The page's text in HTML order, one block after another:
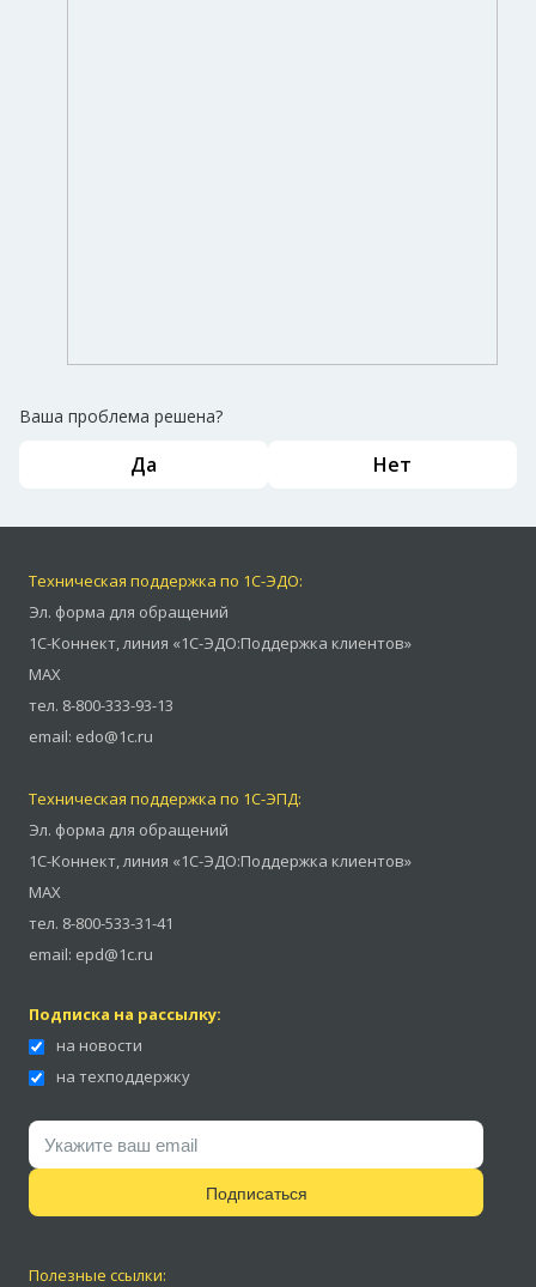
Ваша проблема решена?
Да Нет
Техническая поддержка по 1С-ЭДО:
Эл. форма для обращений
1С-Коннект,линия «1С-ЭДО:Поддержка клиентов»
MAX
тел. 8-800-333-93-13
email: edo@1c.ru
Техническая поддержка по 1С-ЭПД:
Эл. форма для обращений
1С-Коннект,линия «1С-ЭДО:Поддержка клиентов»
MAX
тел. 8-800-533-31-41
email: epd@1c.ru
Подписка на рассылку:
на новости
на техподдержку
Подписаться
Полезные ссылки: